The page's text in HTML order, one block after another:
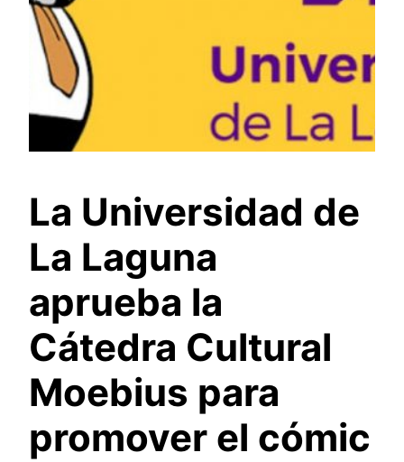
La Universidad de
La Laguna
aprueba la
Cátedra Cultural
Moebius para
promover el cómic